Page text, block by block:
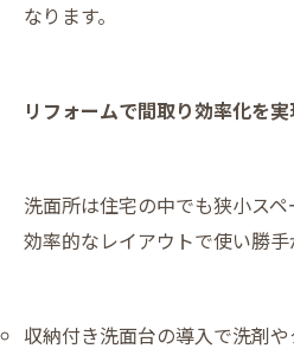
なります。
リフォームで間取り効率化を
洗面所は住宅の中でも狭小スペ
効率的なレイアウトで使い勝手
収納付き洗面台の導入で洗剤